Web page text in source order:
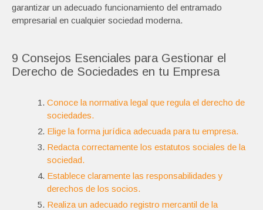
garantizar un adecuado funcionamiento del entramado
empresarial en cualquier sociedad moderna.
9 Consejos Esenciales para Gestionar el
Derecho de Sociedades en tu Empresa
Conoce la normativa legal que regula el derecho de
sociedades.
Elige la forma jurídica adecuada para tu empresa.
Redacta correctamente los estatutos sociales de la
sociedad.
Establece claramente las responsabilidades y
derechos de los socios.
Realiza un adecuado registro mercantil de la